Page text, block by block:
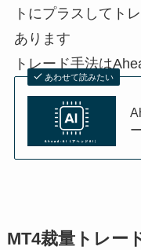
トにプラスしてト
あります
トレード手法は
あわせて読みたい
MT4裁量トレー